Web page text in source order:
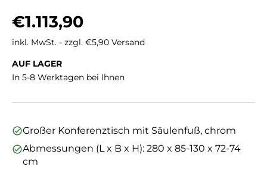
Normaler Preis
€1.113,90
inkl. MwSt. - zzgl. €5,90 Versand
AUF LAGER
In 5-8 Werktagen bei Ihnen
Großer Konferenztisch mit Säulenfuß, chrom
Abmessungen (L x B x H): 280 x 85-130 x 72-74
cm